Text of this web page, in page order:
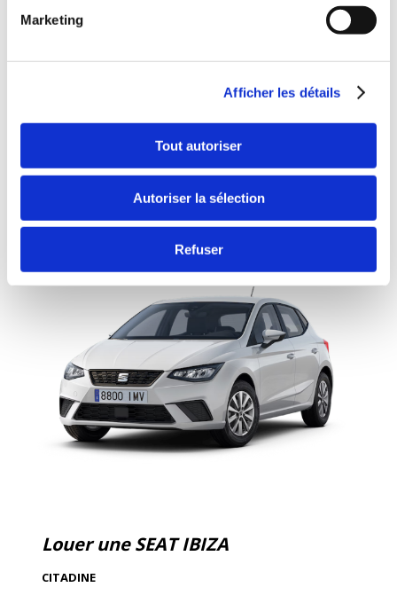
Marketing
Afficher les détails
Tout autoriser
Autoriser la sélection
Refuser
Caution :1000 €
À partir de € 60.00
Louer une SEAT IBIZA
CITADINE